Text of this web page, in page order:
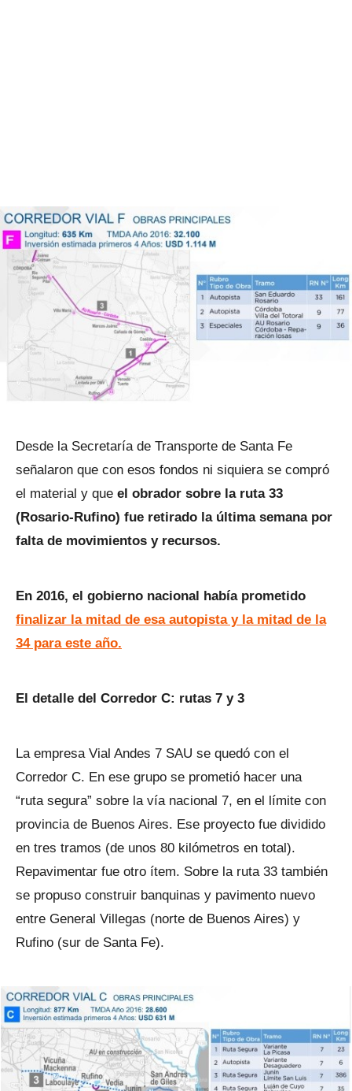
Desde la Secretaría de Transporte de Santa Fe
señalaron que con esos fondos ni siquiera se compró
el material y que el obrador sobre la ruta 33
(Rosario-Rufino) fue retirado la última semana por
falta de movimientos y recursos.
En 2016, el gobierno nacional había prometido
finalizar la mitad de esa autopista y la mitad de la
34 para este año.
El detalle del Corredor C: rutas 7 y 3
La empresa Vial Andes 7 SAU se quedó con el
Corredor C. En ese grupo se prometió hacer una
“ruta segura” sobre la vía nacional 7, en el límite con
provincia de Buenos Aires. Ese proyecto fue dividido
en tres tramos (de unos 80 kilómetros en total).
Repavimentar fue otro ítem. Sobre la ruta 33 también
se propuso construir banquinas y pavimento nuevo
entre General Villegas (norte de Buenos Aires) y
Rufino (sur de Santa Fe).